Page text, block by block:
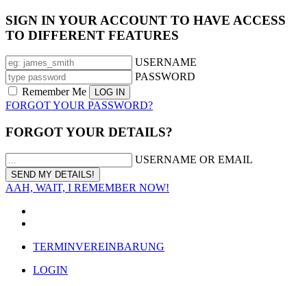
SIGN IN YOUR ACCOUNT TO HAVE ACCESS
TO DIFFERENT FEATURES
USERNAME
PASSWORD
Remember Me
FORGOT YOUR PASSWORD?
FORGOT YOUR DETAILS?
USERNAME OR EMAIL
AAH, WAIT, I REMEMBER NOW!
TERMINVEREINBARUNG
LOGIN